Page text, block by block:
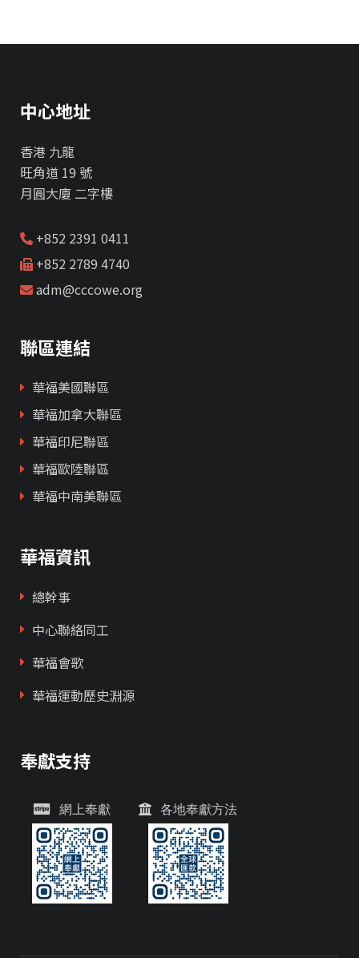
中心地址
香港 九龍
旺角道 19 號
月圓大廈 二字樓
+852 2391 0411
+852 2789 4740
adm@cccowe.org
聯區連結
華福美國聯區
華福加拿大聯區
華福印尼聯區
華福歐陸聯區
華福中南美聯區
華福資訊
總幹事
中心聯絡同工
華福會歌
華福運動歷史淵源
奉獻支持
網上奉獻 各地奉獻方法